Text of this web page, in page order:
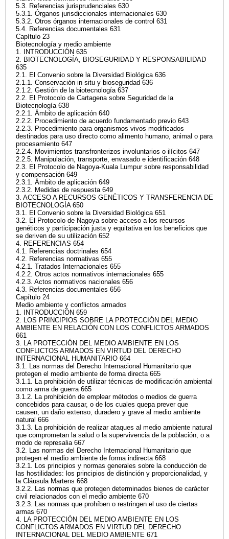
5.3. Referencias jurisprudenciales 630
5.3.1. Órganos jurisdiccionales internacionales 630
5.3.2. Otros órganos internacionales de control 631
5.4. Referencias documentales 631
Capítulo 23
Biotecnología y medio ambiente
1. INTRODUCCIÓN 635
2. BIOTECNOLOGÍA, BIOSEGURIDAD Y RESPONSABILIDAD
635
2.1. El Convenio sobre la Diversidad Biológica 636
2.1.1. Conservación in situ y bioseguridad 636
2.1.2. Gestión de la biotecnología 637
2.2. El Protocolo de Cartagena sobre Seguridad de la
Biotecnología 638
2.2.1. Ámbito de aplicación 640
2.2.2. Procedimiento de acuerdo fundamentado previo 643
2.2.3. Procedimiento para organismos vivos modificados
destinados para uso directo como alimento humano, animal o para
procesamiento 647
2.2.4. Movimientos transfronterizos involuntarios o ilícitos 647
2.2.5. Manipulación, transporte, envasado e identificación 648
2.3. El Protocolo de Nagoya-Kuala Lumpur sobre responsabilidad
y compensación 649
2.3.1. Ámbito de aplicación 649
2.3.2. Medidas de respuesta 649
3. ACCESO A RECURSOS GENÉTICOS Y TRANSFERENCIA DE
BIOTECNOLOGÍA 650
3.1. El Convenio sobre la Diversidad Biológica 651
3.2. El Protocolo de Nagoya sobre acceso a los recursos
genéticos y participación justa y equitativa en los beneficios que
se deriven de su utilización 652
4. REFERENCIAS 654
4.1. Referencias doctrinales 654
4.2. Referencias normativas 655
4.2.1. Tratados Internacionales 655
4.2.2. Otros actos normativos internacionales 655
4.2.3. Actos normativos nacionales 656
4.3. Referencias documentales 656
Capítulo 24
Medio ambiente y conflictos armados
1. INTRODUCCIÓN 659
2. LOS PRINCIPIOS SOBRE LA PROTECCIÓN DEL MEDIO
AMBIENTE EN RELACIÓN CON LOS CONFLICTOS ARMADOS
661
3. LA PROTECCIÓN DEL MEDIO AMBIENTE EN LOS
CONFLICTOS ARMADOS EN VIRTUD DEL DERECHO
INTERNACIONAL HUMANITARIO 664
3.1. Las normas del Derecho Internacional Humanitario que
protegen el medio ambiente de forma directa 665
3.1.1. La prohibición de utilizar técnicas de modificación ambiental
como arma de guerra 665
3.1.2. La prohibición de emplear métodos o medios de guerra
concebidos para causar, o de los cuales quepa prever que
causen, un daño extenso, duradero y grave al medio ambiente
natural 666
3.1.3. La prohibición de realizar ataques al medio ambiente natural
que comprometan la salud o la supervivencia de la población, o a
modo de represalia 667
3.2. Las normas del Derecho Internacional Humanitario que
protegen el medio ambiente de forma indirecta 668
3.2.1. Los principios y normas generales sobre la conducción de
las hostilidades: los principios de distinción y proporcionalidad, y
la Cláusula Martens 668
3.2.2. Las normas que protegen determinados bienes de carácter
civil relacionados con el medio ambiente 670
3.2.3. Las normas que prohíben o restringen el uso de ciertas
armas 670
4. LA PROTECCIÓN DEL MEDIO AMBIENTE EN LOS
CONFLICTOS ARMADOS EN VIRTUD DEL DERECHO
INTERNACIONAL DEL MEDIO AMBIENTE 671